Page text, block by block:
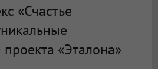
«Счастье
«Эталона»